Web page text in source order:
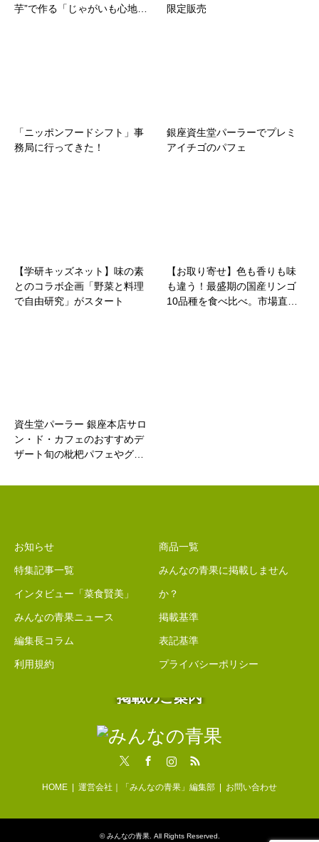
芋”で作る「じゃがいも心地…
限定販売
「ニッポンフードシフト」事
務局に行ってきた！
銀座資生堂パーラーでプレミ
アイチゴのパフェ
【学研キッズネット】味の素
とのコラボ企画「野菜と料理
で自由研究」がスタート
【お取り寄せ】色も香りも味
も違う！最盛期の国産リンゴ
10品種を食べ比べ。市場直…
資生堂パーラー 銀座本店サロ
ン・ド・カフェのおすすめデ
ザート旬の枇杷パフェやグ…
お知らせ
特集記事一覧
インタビュー「菜食賢美」
みんなの青果ニュース
編集長コラム
利用規約
商品一覧
みんなの青果に掲載しません
か？
掲載基準
表記基準
プライバシーポリシー
掲載のご案内
RSS
HOME 運営会社｜「みんなの青果」編集部 お問い合わせ
©みんなの青果. All Rights Reserved.